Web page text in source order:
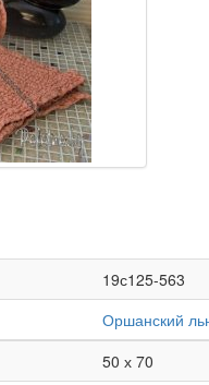
19с125-563
Оршанский
50 х 70